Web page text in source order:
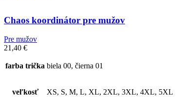
Chaos koordinátor pre mužov
Pre mužov
21,40 €
farba trička biela 00, čierna 01
veľkosť XS, S, M, L, XL, 2XL, 3XL, 4XL, 5XL